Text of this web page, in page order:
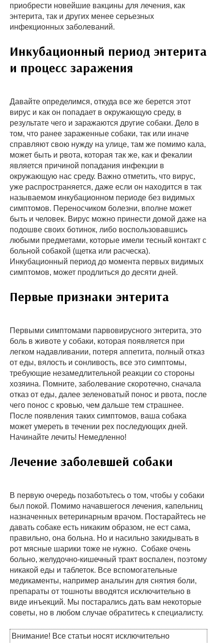
приобрести новейшие вакцины для лечения, как
энтерита, так и других менее серьезных
инфекционных заболеваний.
Инкубационный период энтерита
и процесс заражения
Давайте определимся, откуда все же берется этот
вирус и как он попадает в окружающую среду, в
результате чего и заражаются другие собаки. Дело в
том, что ранее зараженные собаки, так или иначе
справляют свою нужду на улице, там же помимо кала,
может быть и рвота, которая так же, как и фекалии
является причиной попадания инфекции в
окружающую нас среду. Важно отметить, что вирус,
уже распространяется, даже если он находится в так
называемом инкубационном периоде без видимых
симптомов. Переносчиком болезни, вполне может
быть и человек. Вирус можно принести домой даже на
подошве своих ботинок, либо воспользовавшись
любыми предметами, которые имели тесный контакт с
больной собакой (щетка или расческа).
Инкубационный период до момента первых видимых
симптомов, может продлиться до десяти дней.
Первые признаки энтерита
Первыми симптомами парвовирусного энтерита, это
боль в животе у собаки, которая появляется при
легком надавливании, потеря аппетита, полный отказ
от еды, вялость и сонливость, все это симптомы,
требующие незамедлительной реакции со стороны
хозяина. Помните, заболевание скоротечно, сначала
отказ от еды, далее зеленоватый понос и рвота, после
чего понос с кровью, чем дальше тем страшнее.
После появления таких симптомов, ваша собака
может умереть в течении рех последующих дней.
Начинайте лечить! Немедленно!
Лечение заболевшей собаки
В первую очередь позаботьтесь о том, чтобы у собаки
был покой. Помимо начавшегося лечения, капельниц
назначенных ветеринарным врачом. Постарайтесь не
давать собаке есть никаким образом, не ест сама,
правильно, она больна. Но и насильно закидывать в
рот мясные шарики тоже не нужно. Собаке очень
больно, желудочно-кишечный тракт воспален, поэтому
никакой еды и таблеток. Все вспомогательные
медикаменты, например анальгин для снятия боли,
препараты от тошноты вводятся исключительно в
виде инъекций. Мы постарались дать вам некоторые
советы, но в любом случае обратитесь к специалисту.
Внимание! Все статьи носят исключительно